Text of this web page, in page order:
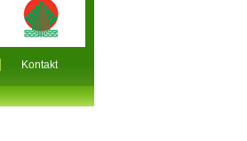
Kontakt